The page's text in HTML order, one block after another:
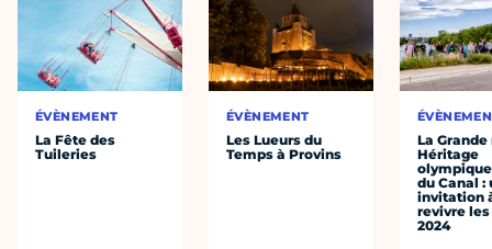
ÉVÈNEMENT
La Fête des
Tuileries
ÉVÈNEMENT
Les Lueurs du
Temps à Provins
La
Héritage
olympique
du Canal :
invitation
revivre les
2024